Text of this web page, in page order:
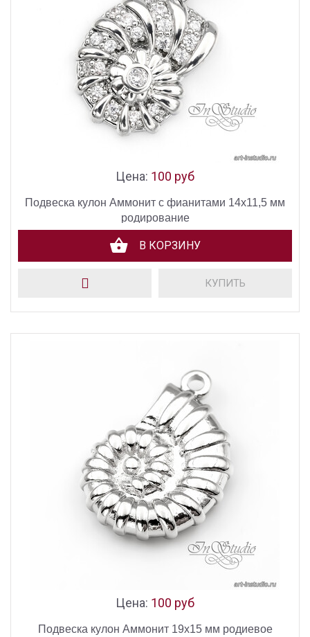
Цена: 100 руб
Подвеска кулон Аммонит с фианитами 14х11,5 мм
родирование
В КОРЗИНУ
КУПИТЬ
Цена: 100 руб
Подвеска кулон Аммонит 19х15 мм родиевое